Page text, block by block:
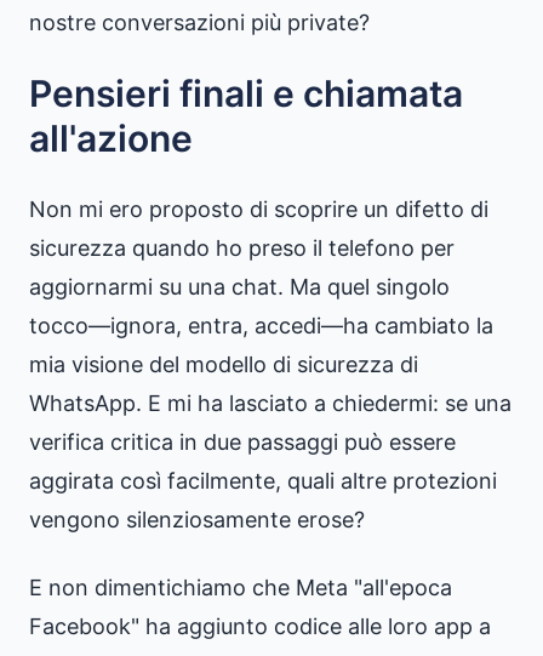
nostre conversazioni più private?
Pensieri finali e chiamata
all'azione
Non mi ero proposto di scoprire un difetto di
sicurezza quando ho preso il telefono per
aggiornarmi su una chat. Ma quel singolo
tocco—ignora, entra, accedi—ha cambiato la
mia visione del modello di sicurezza di
WhatsApp. E mi ha lasciato a chiedermi: se una
verifica critica in due passaggi può essere
aggirata così facilmente, quali altre protezioni
vengono silenziosamente erose?
E non dimentichiamo che Meta "all'epoca
Facebook" ha aggiunto codice alle loro app a